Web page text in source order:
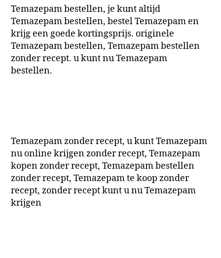
Temazepam bestellen, je kunt altijd
Temazepam bestellen, bestel Temazepam en
krijg een goede kortingsprijs. originele
Temazepam bestellen, Temazepam bestellen
zonder recept. u kunt nu Temazepam
bestellen.
Temazepam zonder recept, u kunt Temazepam
nu online krijgen zonder recept, Temazepam
kopen zonder recept, Temazepam bestellen
zonder recept, Temazepam te koop zonder
recept, zonder recept kunt u nu Temazepam
krijgen